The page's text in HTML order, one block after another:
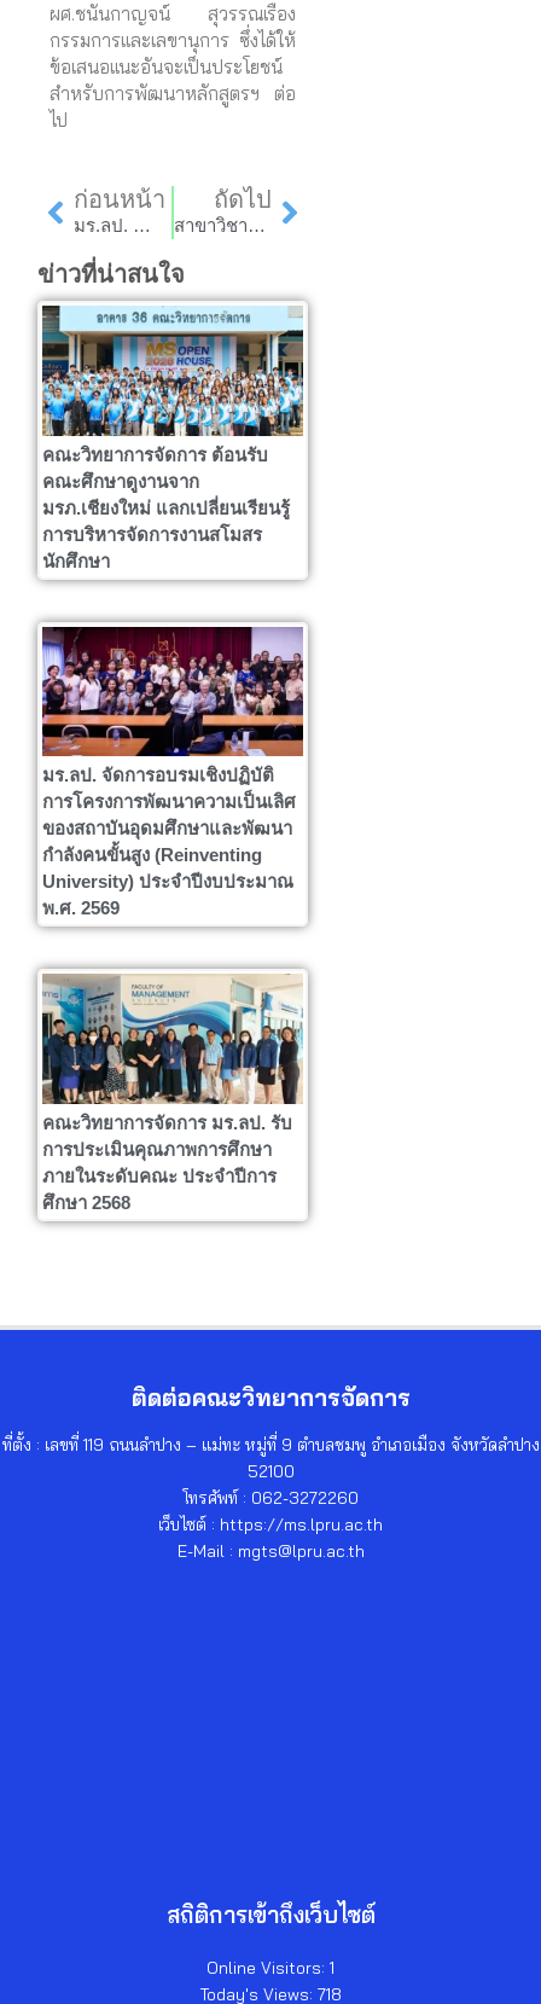
ผศ.ชนันกาญจน์ สุวรรณเรือง
กรรมการและเลขานุการ ซึ่งได้ให้
ข้อเสนอแนะอันจะเป็นประโยชน์
สำหรับการพัฒนาหลักสูตรฯ ต่อ
ไป
Prev
ก่อนหน้า
มร.ลป. นำบุคลากรองค์กรปกครองส่วนท้องถิ่น และผู้ประกอบการ ในพื้นที่ อำเภอลี้ จังหวัดลำพูน ศึกษาดูงานยกระดับการท่องเที่ยวและผลิตภัณฑ์ชุมชน สู่เศรษฐกิจสร้างสรรค์อย่างยั่งยืน ภายใต้โครงการ Reinventing University
ถัดไป
สาขาวิชาคอมพิวเตอร์ธุรกิจ รับการประเมินคุณภาพการศึกษาระดับหลักสูตร ประจำปีการศึกษา 2568
Next
ข่าวที่น่าสนใจ
คณะวิทยาการจัดการ ต้อนรับ
คณะศึกษาดูงานจาก
มรภ.เชียงใหม่ แลกเปลี่ยนเรียนรู้
การบริหารจัดการงานสโมสร
นักศึกษา
มร.ลป. จัดการอบรมเชิงปฏิบัติ
การโครงการพัฒนาความเป็นเลิศ
ของสถาบันอุดมศึกษาและพัฒนา
กำลังคนขั้นสูง (Reinventing
University) ประจำปีงบประมาณ
พ.ศ. 2569
คณะวิทยาการจัดการ มร.ลป. รับ
การประเมินคุณภาพการศึกษา
ภายในระดับคณะ ประจำปีการ
ศึกษา 2568
ติดต่อคณะวิทยาการจัดการ
ที่ตั้ง : เลขที่ 119 ถนนลำปาง – แม่ทะ หมู่ที่ 9 ตำบลชมพู อำเภอเมือง จังหวัดลำปาง
52100
โทรศัพท์ : 062-3272260
เว็บไซต์ : https://ms.lpru.ac.th
E-Mail : mgts@lpru.ac.th
สถิติการเข้าถึงเว็บไซต์
Online Visitors: 1
Today's Views: 718